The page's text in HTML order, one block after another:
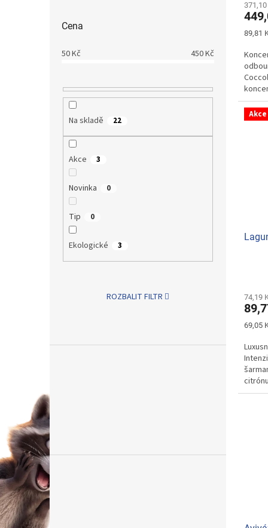
Cena
50Kč 450Kč
Na skladě 22
Akce 3
Novinka 0
Tip 0
Ekologické 3
ROZBALIT FILTR
je
5,0
5
Měrná
89,81
Akce
74,19
Měrná
69,05